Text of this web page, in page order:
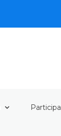
Participa